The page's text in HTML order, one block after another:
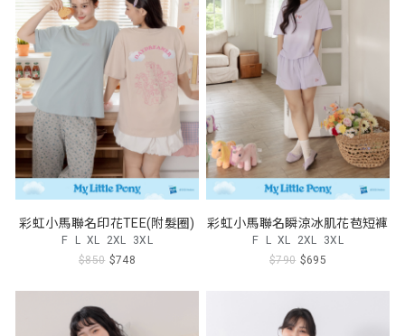
彩虹小馬聯名印花TEE(附髮圈)
F L XL 2XL 3XL
$850 $748
彩虹小馬聯名瞬涼冰肌花苞短褲
F L XL 2XL 3XL
$790 $695